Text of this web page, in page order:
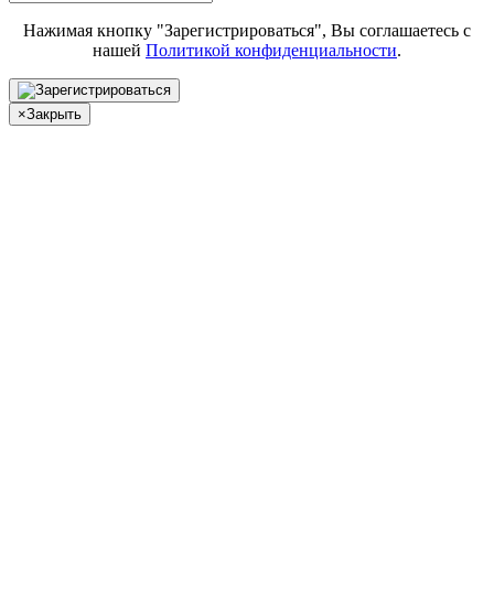
Нажимая кнопку "Зарегистрироваться", Вы соглашаетесь с
нашей Политикой конфиденциальности.
×Закрыть